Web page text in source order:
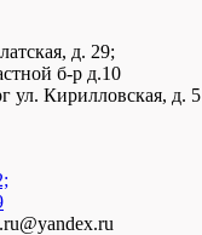
д. 29;
б-р д.10
ул. Кирилловская, д. 5